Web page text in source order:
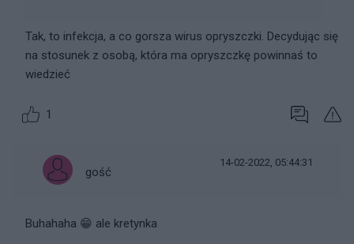
Tak, to infekcja, a co gorsza wirus opryszczki. Decydując się
na stosunek z osobą, która ma opryszczkę powinnaś to
wiedzieć
1
gość
14-02-2022, 05:44:31
Buhahaha 😁 ale kretynka